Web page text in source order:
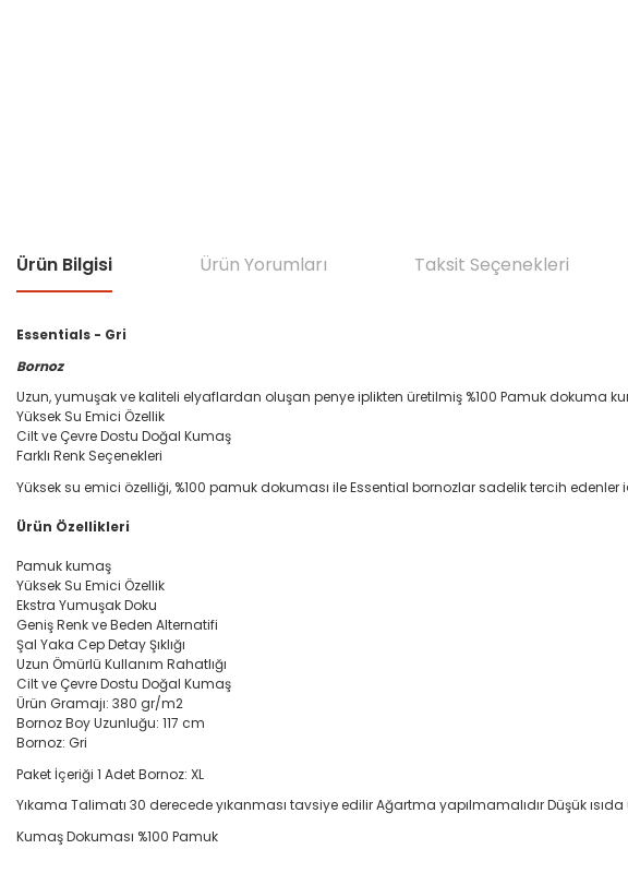
Ürün Bilgisi Ürün Yorumları Taksit Seçenekleri
Essentials - Gri
Bornoz
Uzun, yumuşak ve kaliteli elyaflardan oluşan penye iplikten üretilmiş %100 Pamuk dokuma
Yüksek Su Emici Özellik
Cilt ve Çevre Dostu Doğal Kumaş
Farklı Renk Seçenekleri
Yüksek su emici özelliği, %100 pamuk dokuması ile Essential bornozlar sadelik tercih
Ürün Özellikleri
Pamuk kumaş
Yüksek Su Emici Özellik
Ekstra Yumuşak Doku
Geniş Renk ve Beden Alternatifi
Şal Yaka Cep Detay Şıklığı
Uzun Ömürlü Kullanım Rahatlığı
Cilt ve Çevre Dostu Doğal Kumaş
Ürün Gramajı: 380 gr/m2
Bornoz Boy Uzunluğu: 117 cm
Bornoz: Gri
Paket İçeriği 1 Adet Bornoz: XL
Yıkama Talimatı 30 derecede yıkanması tavsiye edilir Ağartma yapılmamalıdır Düşük
Kumaş Dokuması %100 Pamuk